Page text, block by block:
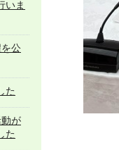
いま
公
た
が
た